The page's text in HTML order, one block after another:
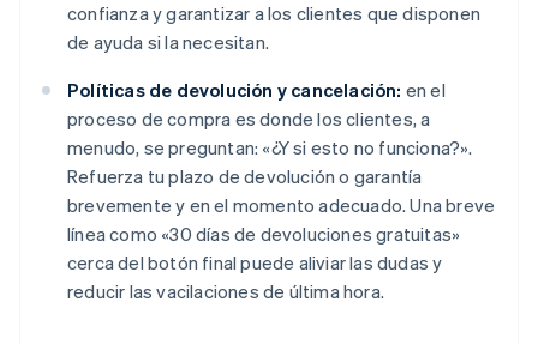
confianza y garantizar a los clientes que disponen
de ayuda si la necesitan.
Políticas de devolución y cancelación: en el
proceso de compra es donde los clientes, a
menudo, se preguntan: «¿Y si esto no funciona?».
Refuerza tu plazo de devolución o garantía
brevemente y en el momento adecuado. Una breve
línea como «30 días de devoluciones gratuitas»
cerca del botón final puede aliviar las dudas y
reducir las vacilaciones de última hora.